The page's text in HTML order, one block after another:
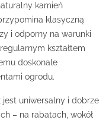
kamień
klasyczną
i odporny na warunki
kształtem
doskonale
ogrodu.
jest uniwersalny i dobrze
– na rabatach, wokół